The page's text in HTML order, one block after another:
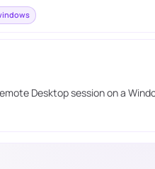
Desktop session on a